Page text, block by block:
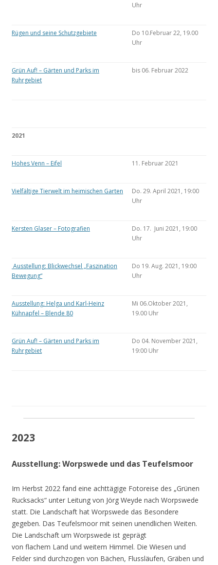
Uhr
Rügen und seine Schutzgebiete
Do 10.Februar 22, 19.00
Uhr
Grün Auf! – Gärten und Parks im
Ruhrgebiet
bis 06. Februar 2022
2021
Hohes Venn – Eifel 11. Februar 2021
Vielfältige Tierwelt im heimischen Garten
Do. 29. April 2021, 19:00
Uhr
Kersten Glaser – Fotografien
Do. 17. Juni 2021, 19:00
Uhr
Ausstellung: Blickwechsel „Faszination
Bewegung“
Do 19. Aug. 2021, 19:00
Uhr
Ausstellung: Helga und Karl-Heinz
Kühnapfel – Blende 80
Mi 06.Oktober 2021,
19.00 Uhr
Grün Auf! – Gärten und Parks im
Ruhrgebiet
Do 04. November 2021,
19:00 Uhr
2023
Ausstellung: Worpswede und das Teufelsmoor
Im Herbst 2022 fand eine achttägige Fotoreise des „Grünen
Rucksacks“ unter Leitung von Jörg Weyde nach Worpswede
statt. Die Landschaft hat Worpswede das Besondere
gegeben. Das Teufelsmoor mit seinen unendlichen Weiten.
Die Landschaft um Worpswede ist geprägt
von flachem Land und weitem Himmel. Die Wiesen und
Felder sind durchzogen von Bächen, Flussläufen, Gräben und